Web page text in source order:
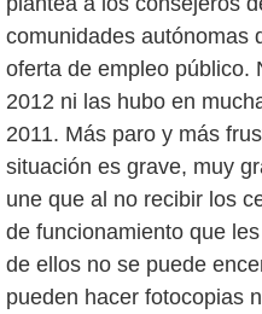
comunidades autónomas
oferta de empleo público.
2012 ni las hubo en
2011. Más paro y más
situación es grave, muy
une que al no recibir los
de funcionamiento que
de ellos no se puede
pueden hacer fotocopias